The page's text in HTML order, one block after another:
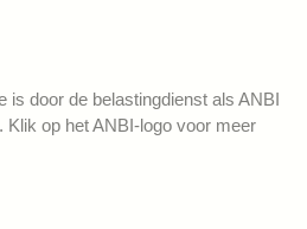
is door de belastingdienst als ANBI
Klik op het ANBI-logo voor meer